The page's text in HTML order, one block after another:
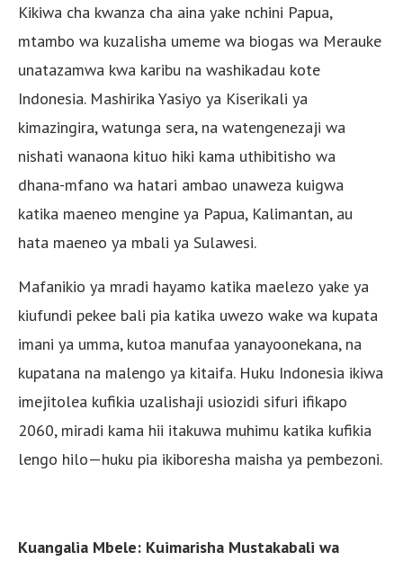
Kikiwa cha kwanza cha aina yake nchini Papua,
mtambo wa kuzalisha umeme wa biogas wa Merauke
unatazamwa kwa karibu na washikadau kote
Indonesia. Mashirika Yasiyo ya Kiserikali ya
kimazingira, watunga sera, na watengenezaji wa
nishati wanaona kituo hiki kama uthibitisho wa
dhana-mfano wa hatari ambao unaweza kuigwa
katika maeneo mengine ya Papua, Kalimantan, au
hata maeneo ya mbali ya Sulawesi.
Mafanikio ya mradi hayamo katika maelezo yake ya
kiufundi pekee bali pia katika uwezo wake wa kupata
imani ya umma, kutoa manufaa yanayoonekana, na
kupatana na malengo ya kitaifa. Huku Indonesia ikiwa
imejitolea kufikia uzalishaji usiozidi sifuri ifikapo
2060, miradi kama hii itakuwa muhimu katika kufikia
lengo hilo—huku pia ikiboresha maisha ya pembezoni.
Kuangalia Mbele: Kuimarisha Mustakabali wa